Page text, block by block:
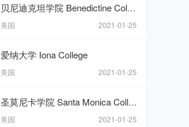
贝尼迪克坦学院 Benedictine College
美国 2021-01-25
爱纳大学 Iona College
美国 2021-01-25
圣莫尼卡学院 Santa Monica College
美国 2021-01-25